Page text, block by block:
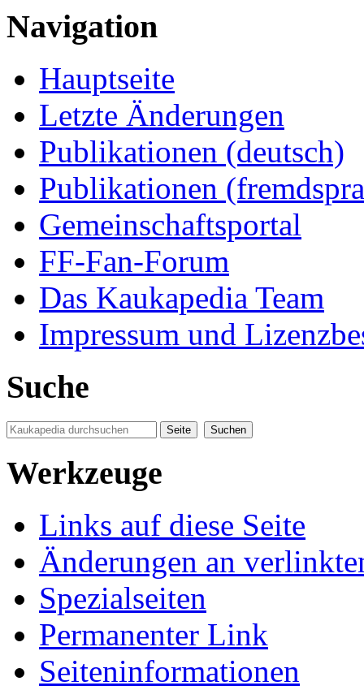
Navigation
Hauptseite
Letzte Änderungen
Publikationen (deutsch)
Publikationen
Gemeinschaftsportal
FF-Fan-Forum
Das Kaukapedia Team
Impressum und
Suche
Werkzeuge
Links auf diese Seite
Änderungen an
Spezialseiten
Permanenter Link
Seiten­informationen